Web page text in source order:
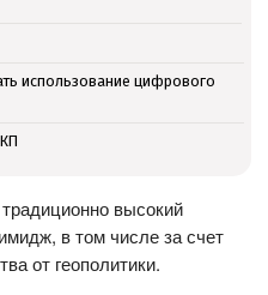
использование цифрового
высокий
в том числе за счет
от геополитики.